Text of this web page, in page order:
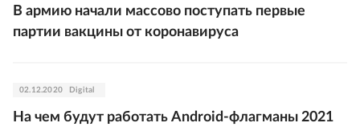
В армию начали массово поступать первые
партии вакцины от коронавируса
02.12.2020 Digital
На чем будут работать Android-флагманы 2021